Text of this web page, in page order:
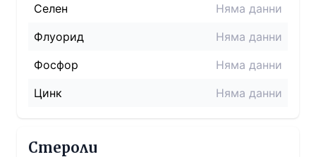
Селен
Няма данни
Флуорид
Няма данни
Фосфор
Няма данни
Цинк
Няма данни
Стероли